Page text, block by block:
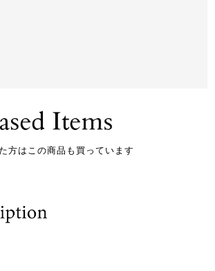
方はこの商品も買っています